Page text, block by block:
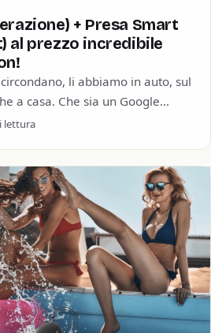
+ Presa Smart
al prezzo incredibile
li abbiamo in auto, sul
a casa. Che sia un Google
lettura